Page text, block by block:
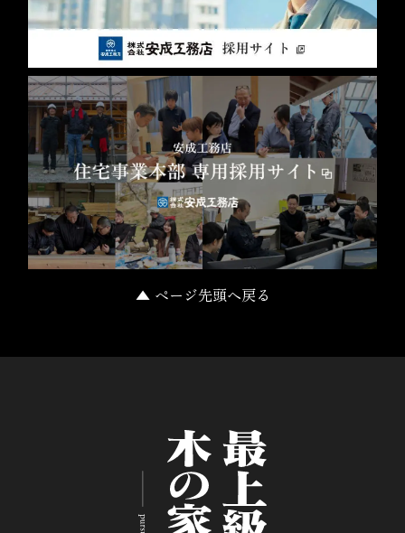
▲ ページ先頭へ戻る